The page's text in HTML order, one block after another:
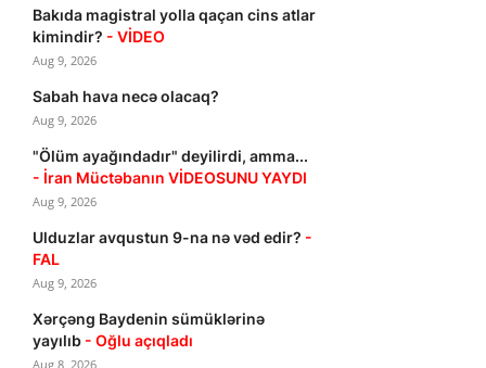
Bakıda magistral yolla qaçan cins atlar
kimindir? - VİDEO
Aug 9, 2026
Sabah hava necə olacaq?
Aug 9, 2026
"Ölüm ayağındadır" deyilirdi, amma...
- İran Müctəbanın VİDEOSUNU YAYDI
Aug 9, 2026
Ulduzlar avqustun 9-na nə vəd edir? -
FAL
Aug 9, 2026
Xərçəng Baydenin sümüklərinə
yayılıb - Oğlu açıqladı
Aug 8, 2026